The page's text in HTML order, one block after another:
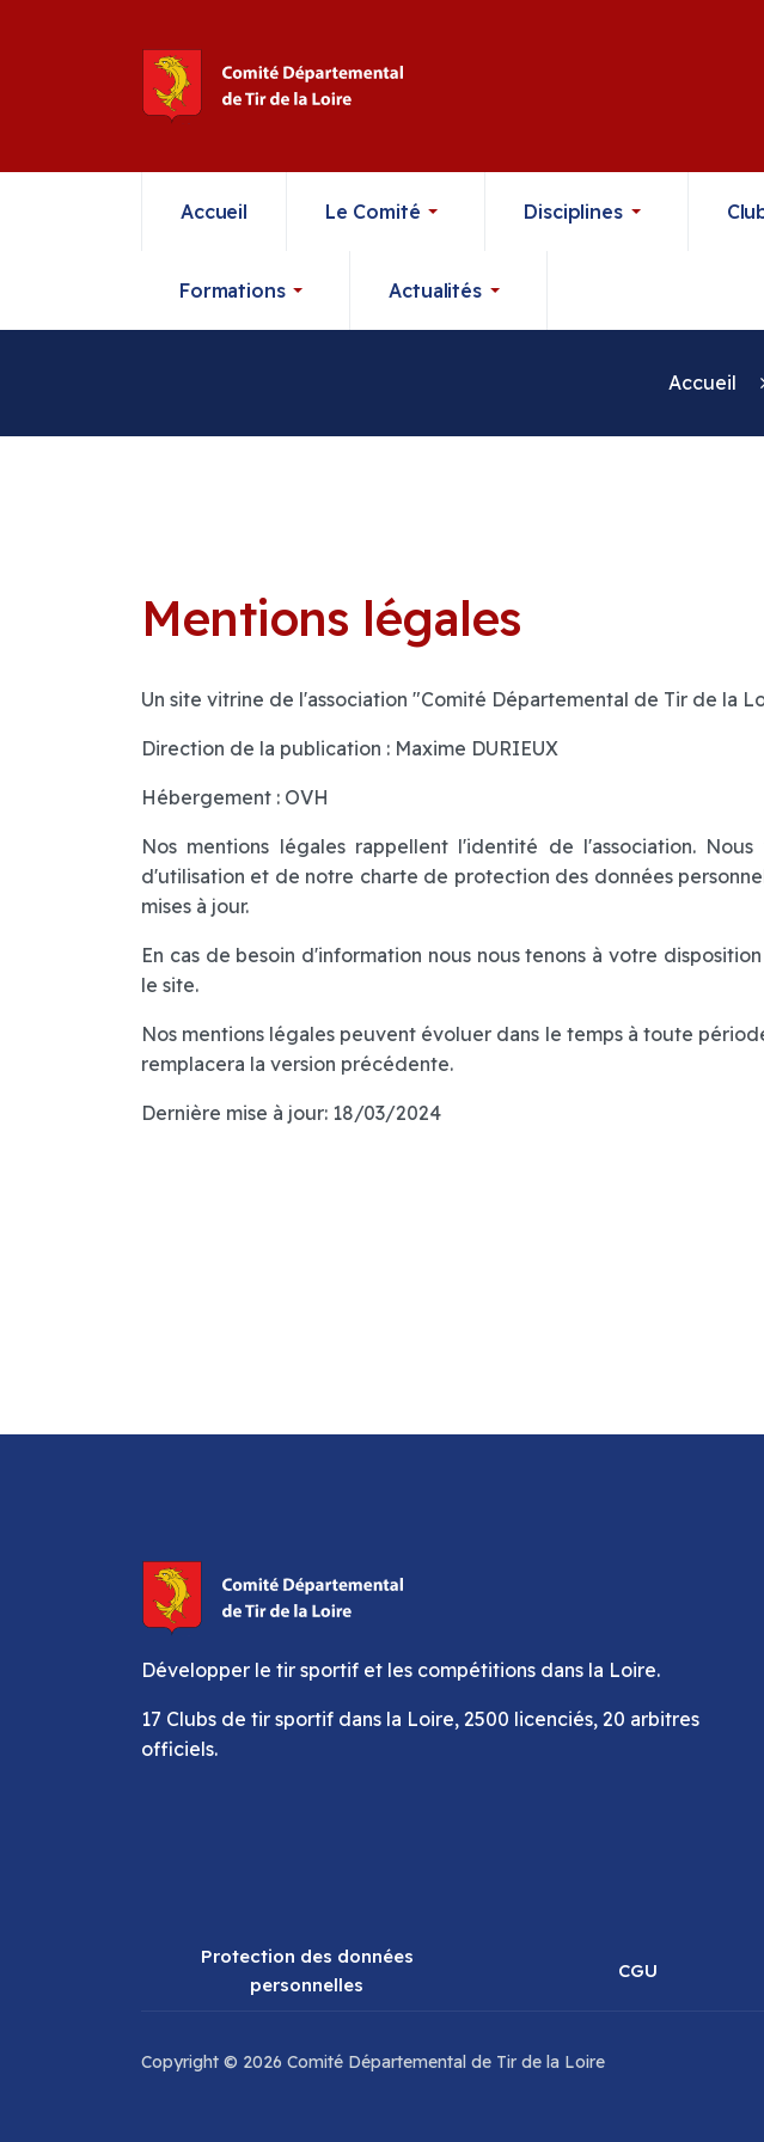
Accueil Le Comité Disciplines
Formations Actualités
Accueil
Mentions légales
Un site vitrine de l'association "Comité Départemental de Tir de la
Direction de la publication : Maxime DURIEUX
Hébergement : OVH
Nos mentions légales rappellent l'identité de l'association.
d'utilisation et de notre charte de protection des données
mises à jour.
En cas de besoin d'information nous nous tenons à votre
le site.
Nos mentions légales peuvent évoluer dans le temps à toute
remplacera la version précédente.
Dernière mise à jour: 18/03/2024
Développer le tir sportif et les compétitions dans la Loire.
17 Clubs de tir sportif dans la Loire, 2500 licenciés, 20 arbitres
officiels.
Protection des données
personnelles
CGU
Copyright © 2026 Comité Départemental de Tir de la Loire